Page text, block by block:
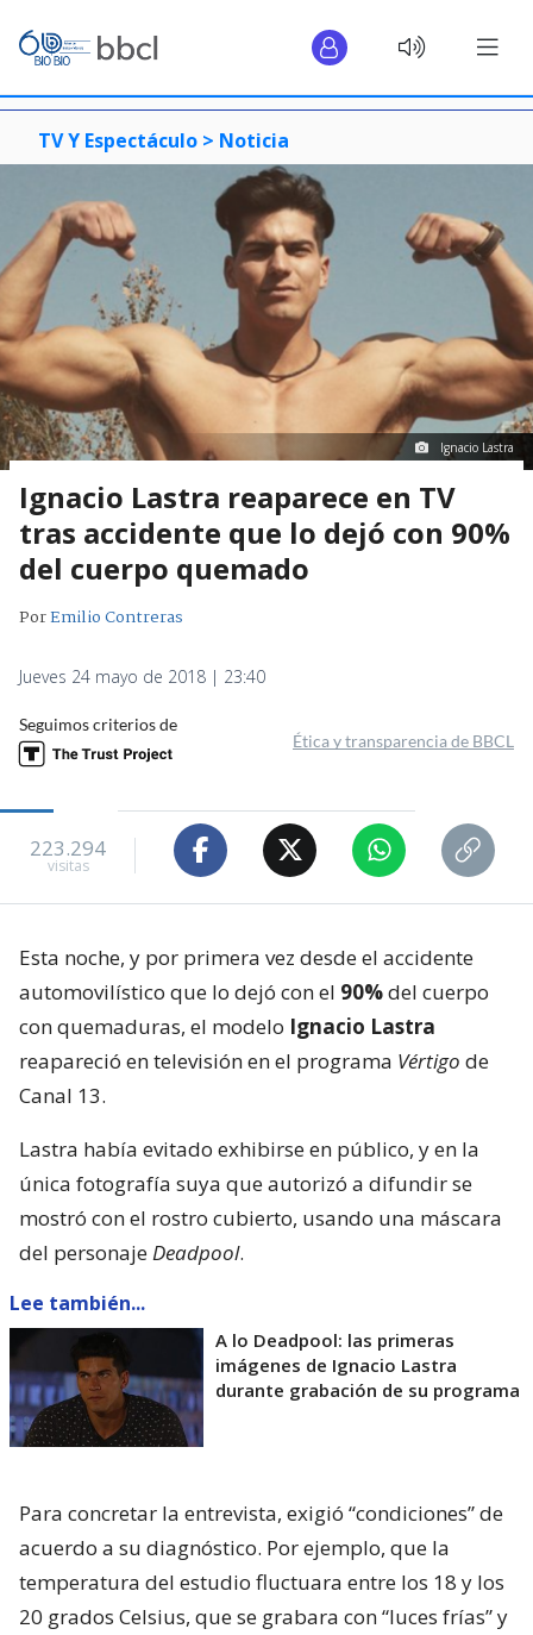
TV Y Espectáculo > Noticia
Ignacio Lastra
Ignacio Lastra reaparece en TV
tras accidente que lo dejó con 90%
del cuerpo quemado
PorEmilio Contreras
Jueves 24 mayo de 2018 | 23:40
Seguimos criterios de
Ética y transparencia de BBCL
223.294
visitas
Esta noche, y por primera vez desde el accidente
automovilístico que lo dejó con el 90%del cuerpo
con quemaduras, el modelo Ignacio Lastra
reapareció en televisión en el programa Vértigo de
Canal 13.
Lastra había evitado exhibirse en público, y en la
única fotografía suya que autorizó a difundir se
mostró con el rostro cubierto, usando una máscara
del personajeDeadpool.
Lee también...
A lo Deadpool: las primeras
imágenes de Ignacio Lastra
durante grabación de su programa
Para concretar la entrevista, exigió “condiciones” de
acuerdo a su diagnóstico. Por ejemplo, que la
temperatura del estudio fluctuara entre los 18 y los
20 grados Celsius, que se grabara con “luces frías” y